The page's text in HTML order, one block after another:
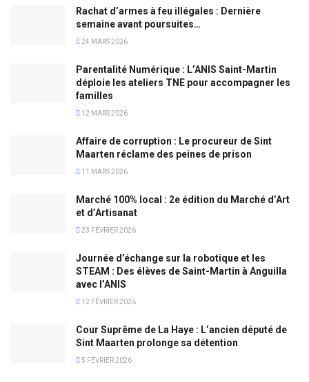
Rachat d’armes à feu illégales : Dernière
semaine avant poursuites…
24 MARS 2026
Parentalité Numérique : L’ANIS Saint-Martin
déploie les ateliers TNE pour accompagner les
familles
12 MARS 2026
Affaire de corruption : Le procureur de Sint
Maarten réclame des peines de prison
11 MARS 2026
Marché 100% local : 2e édition du Marché d’Art
et d’Artisanat
23 FÉVRIER 2026
Journée d’échange sur la robotique et les
STEAM : Des élèves de Saint-Martin à Anguilla
avec l’ANIS
12 FÉVRIER 2026
Cour Suprême de La Haye : L’ancien député de
Sint Maarten prolonge sa détention
5 FÉVRIER 2026